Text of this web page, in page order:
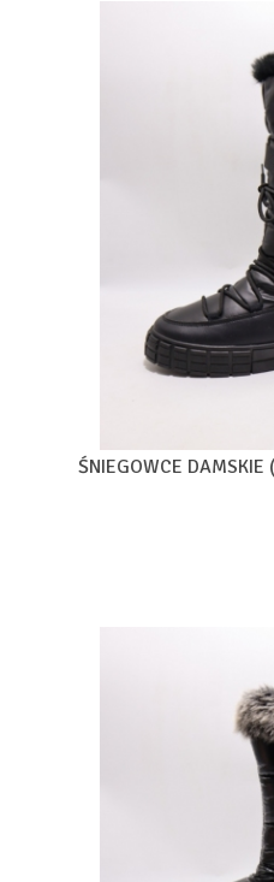
ŚNIEGOWCE